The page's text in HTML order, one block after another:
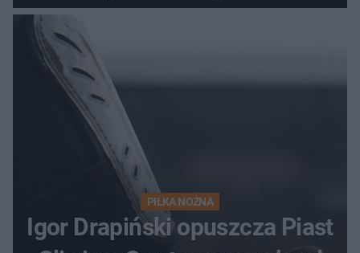
PIŁKA NOŻNA
Igor Drapiński opuszcza Piast